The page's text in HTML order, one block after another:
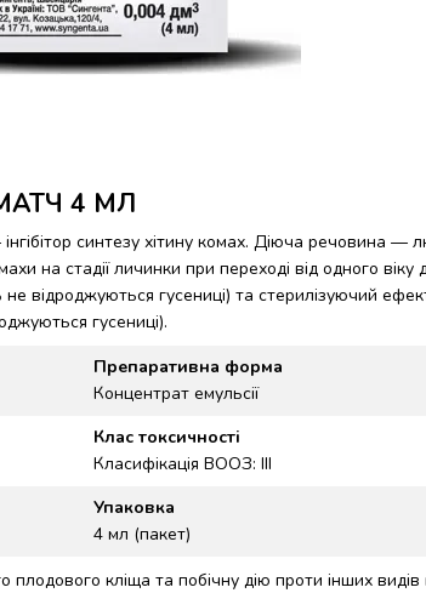
4 МЛ
синтезу хітину комах. Діюча речовина —
на стадії личинки при переході від одного віку
відроджуються гусениці) та стерилізуючий
гусениці).
Препаративна форма
Концентрат емульсії
Клас токсичності
Класифікація ВООЗ: III
Упаковка
4 мл (пакет)
кліща та побічну дію проти інших видів